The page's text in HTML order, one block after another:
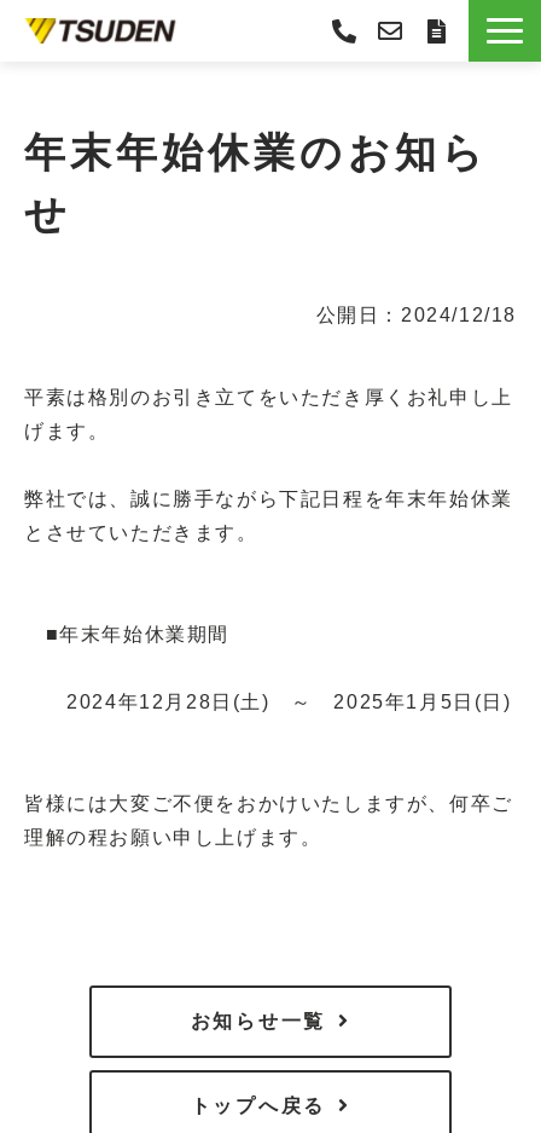
選ばれる理由
導入事例
年末年始休業のお知ら
せ
公開日：2024/12/18
平素は格別のお引き立てをいただき厚くお礼申し上
げます。
弊社では、誠に勝手ながら下記日程を年末年始休業
とさせていただきます。
■年末年始休業期間
2024年12月28日(土) ～ 2025年1月5日(日)
皆様には大変ご不便をおかけいたしますが、何卒ご
理解の程お願い申し上げます。
お知らせ一覧
トップへ戻る